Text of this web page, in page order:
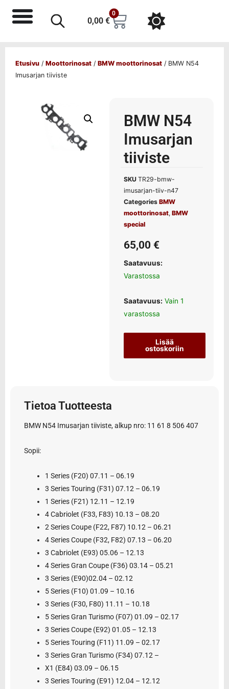
0,00 €
0
Etusivu / Moottorinosat / BMW moottorinosat / BMW N54
Imusarjan tiiviste
BMW N54
Imusarjan
tiiviste
SKU TR29-bmw-
imusarjan-tiiv-n47
Categories BMW
moottorinosat, BMW
special
65,00 €
Saatavuus:
Varastossa
Saatavuus: Vain 1
varastossa
Lisää
ostoskoriin
Tietoa Tuotteesta
BMW N54 Imusarjan tiiviste, alkup nro: 11 61 8 506 407
Sopii:
1 Series (F20) 07.11 – 06.19
3 Series Touring (F31) 07.12 – 06.19
1 Series (F21) 12.11 – 12.19
4 Cabriolet (F33, F83) 10.13 – 08.20
2 Series Coupe (F22, F87) 10.12 – 06.21
4 Series Coupe (F32, F82) 07.13 – 06.20
3 Cabriolet (E93) 05.06 – 12.13
4 Series Gran Coupe (F36) 03.14 – 05.21
3 Series (E90)02.04 – 02.12
5 Series (F10) 01.09 – 10.16
3 Series (F30, F80) 11.11 – 10.18
5 Series Gran Turismo (F07) 01.09 – 02.17
3 Series Coupe (E92) 01.05 – 12.13
5 Series Touring (F11) 11.09 – 02.17
3 Series Gran Turismo (F34) 07.12 –
X1 (E84) 03.09 – 06.15
3 Series Touring (E91) 12.04 – 12.12